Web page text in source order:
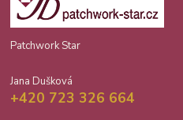
Patchwork Star
Jana Dušková
+420 723 326 664